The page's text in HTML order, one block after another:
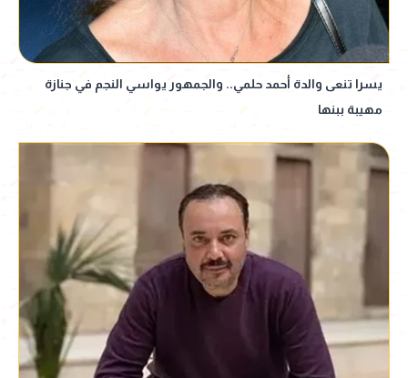
يسرا تنعى والدة أحمد حلمي.. والجمهور يواسي النجم في جنازة
مهيبة ببنها